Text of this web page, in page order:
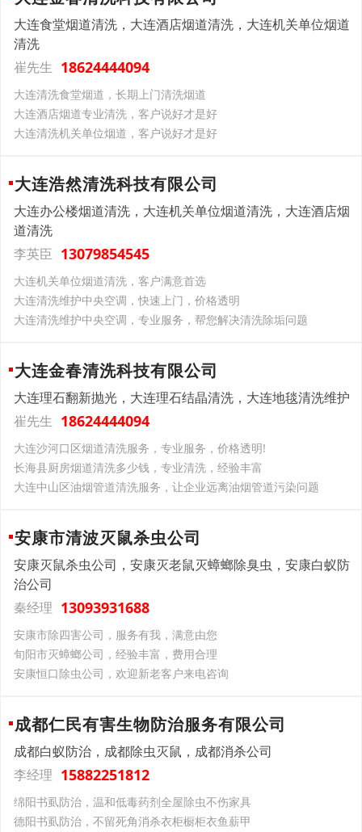
大连食堂烟道清洗，大连酒店烟道清洗，大连机关单位烟道
清洗
崔先生 18624444094
大连清洗食堂烟道，长期上门清洗烟道
大连酒店烟道专业清洗，客户说好才是好
大连清洗机关单位烟道，客户说好才是好
大连浩然清洗科技有限公司
大连办公楼烟道清洗，大连机关单位烟道清洗，大连酒店烟
道清洗
李英臣 13079854545
大连机关单位烟道清洗，客户满意首选
大连清洗维护中央空调，快速上门，价格透明
大连清洗维护中央空调，专业服务，帮您解决清洗除垢问题
大连金春清洗科技有限公司
大连理石翻新抛光，大连理石结晶清洗，大连地毯清洗维护
崔先生 18624444094
大连沙河口区烟道清洗服务，专业服务，价格透明!
长海县厨房烟道清洗多少钱，专业清洗，经验丰富
大连中山区油烟管道清洗服务，让企业远离油烟管道污染问题
安康市清波灭鼠杀虫公司
安康灭鼠杀虫公司，安康灭老鼠灭蟑螂除臭虫，安康白蚁防
治公司
秦经理 13093931688
安康市除四害公司，服务有我，满意由您
旬阳市灭蟑螂公司，经验丰富，费用合理
安康恒口除虫公司，欢迎新老客户来电咨询
成都仁民有害生物防治服务有限公司
成都白蚁防治，成都除虫灭鼠，成都消杀公司
李经理 15882251812
绵阳书虱防治，温和低毒药剂全屋除虫不伤家具
德阳书虱防治，不留死角消杀衣柜橱柜衣鱼薪甲